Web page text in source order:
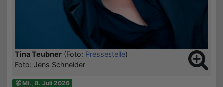
Tina Teubner (Foto: Pressestelle)
Foto: Jens Schneider
Mi., 8. Juli 2026